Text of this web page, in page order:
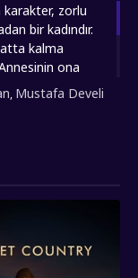
karakter, zorlu
bir kadındır.
kalma
ona
ve hayata
hatalar ve
ve insanın
, Mustafa Develi